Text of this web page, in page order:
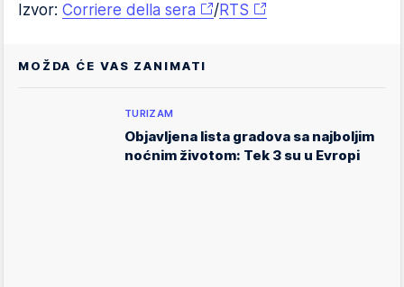
Izvor: Corriere della sera /RTS
MOŽDA ĆE VAS ZANIMATI
TURIZAM
Objavljena lista gradova sa najboljim
noćnim životom: Tek 3 su u Evropi